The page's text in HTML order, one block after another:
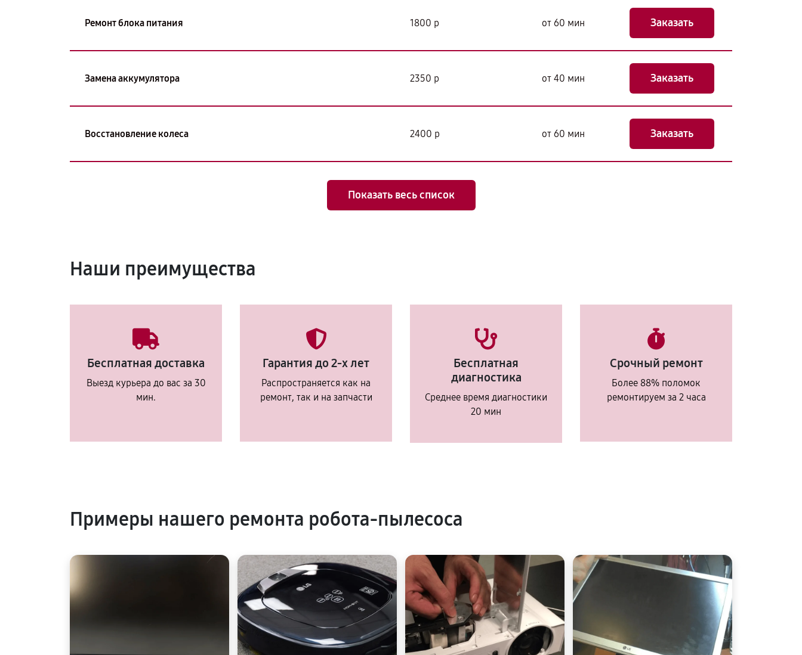
Ремонт блока питания 1800 р от 60 мин Заказать
Замена аккумулятора 2350 р от 40 мин Заказать
Восстановление колеса 2400 р от 60 мин Заказать
Показать весь список
Наши преимущества
Бесплатная доставка
Выезд курьера до вас за 30
мин.
Гарантия до 2-х лет
Распространяется как на
ремонт, так и на запчасти
Бесплатная
диагностика
Среднее время диагностики
20 мин
Срочный ремонт
Более 88% поломок
ремонтируем за 2 часа
Примеры нашего ремонта робота-пылесоса